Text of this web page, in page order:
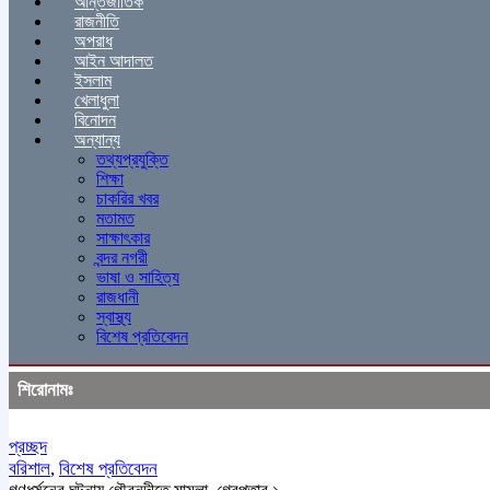
রাজনীতি
অপরাধ
আইন আদালত
ইসলাম
খেলাধুলা
বিনোদন
অন্যান্য
তথ্যপ্রযুক্তি
শিক্ষা
চাকরির খবর
মতামত
সাক্ষাৎকার
বন্দর নগরী
ভাষা ও সাহিত্য
রাজধানী
স্বাস্থ্য
বিশেষ প্রতিবেদন
শিরোনামঃ
প্রচ্ছদ
বরিশাল, বিশেষ প্রতিবেদন